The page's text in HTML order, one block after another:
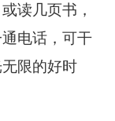
读几页书，
电话，可干
限的好时